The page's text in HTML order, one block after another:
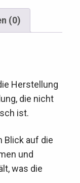
(0)
Herstellung
die nicht
ist.
Blick auf die
und
was die